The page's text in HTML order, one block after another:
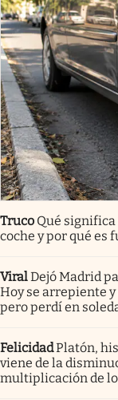
Truco Qué
coche y por qué es
ViralDejó Madrid
Hoy se arrepiente
pero perdí en
FelicidadPlatón,
viene de la
multiplicación de